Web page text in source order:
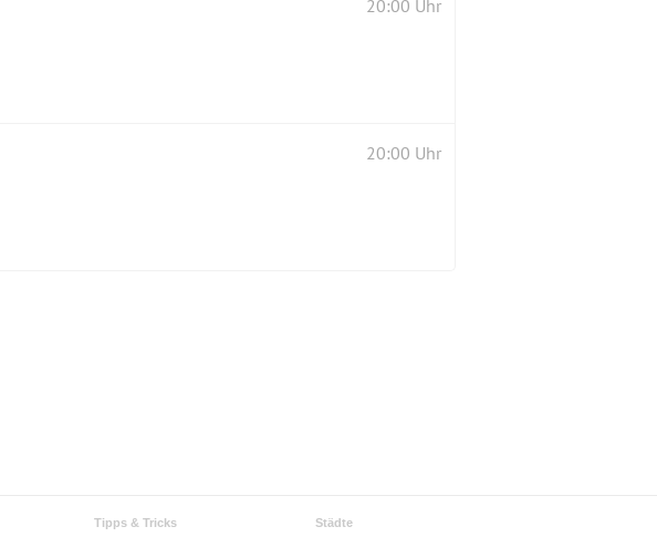
20:00 Uhr
20:00 Uhr
Tipps & Tricks Städte